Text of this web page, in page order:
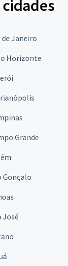
de Janeiro
Horizonte
Grande
Gonçalo
José